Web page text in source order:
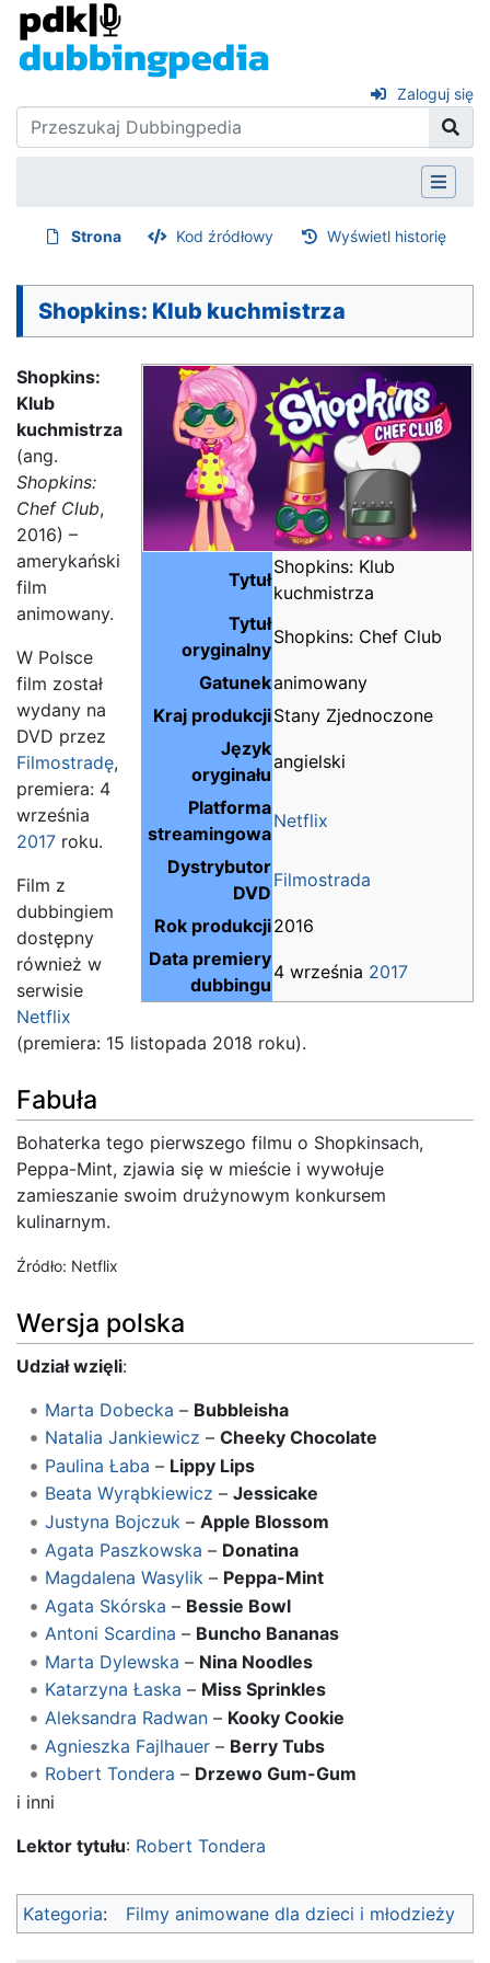
Zaloguj się
Strona Kod źródłowy Wyświetl historię
Shopkins: Klub kuchmistrza
Tytuł
Shopkins: Klub
kuchmistrza
Tytuł
oryginalny
Shopkins: Chef Club
Gatunekanimowany
Kraj produkcjiStany Zjednoczone
Język
oryginału
angielski
Platforma
streamingowa
Netflix
Dystrybutor
DVD
Filmostrada
Rok produkcji2016
Data premiery
dubbingu
4 września 2017
Shopkins:
Klub
kuchmistrza
(ang.
Shopkins:
Chef Club,
2016) –
amerykański
film
animowany.
W Polsce
film został
wydany na
DVD przez
Filmostradę,
premiera: 4
września
2017 roku.
Film z
dubbingiem
dostępny
również w
serwisie
Netflix
(premiera: 15 listopada 2018 roku).
Fabuła
Bohaterka tego pierwszego filmu o Shopkinsach,
Peppa-Mint, zjawia się w mieście i wywołuje
zamieszanie swoim drużynowym konkursem
kulinarnym.
Źródło: Netflix
Wersja polska
Udział wzięli:
Marta Dobecka – Bubbleisha
Natalia Jankiewicz – Cheeky Chocolate
Paulina Łaba – Lippy Lips
Beata Wyrąbkiewicz – Jessicake
Justyna Bojczuk – Apple Blossom
Agata Paszkowska – Donatina
Magdalena Wasylik– Peppa-Mint
Agata Skórska – Bessie Bowl
Antoni Scardina – Buncho Bananas
Marta Dylewska – Nina Noodles
Katarzyna Łaska – Miss Sprinkles
Aleksandra Radwan– Kooky Cookie
Agnieszka Fajlhauer– Berry Tubs
Robert Tondera – Drzewo Gum-Gum
i inni
Lektor tytułu: Robert Tondera
Kategoria: Filmy animowane dla dzieci i młodzieży